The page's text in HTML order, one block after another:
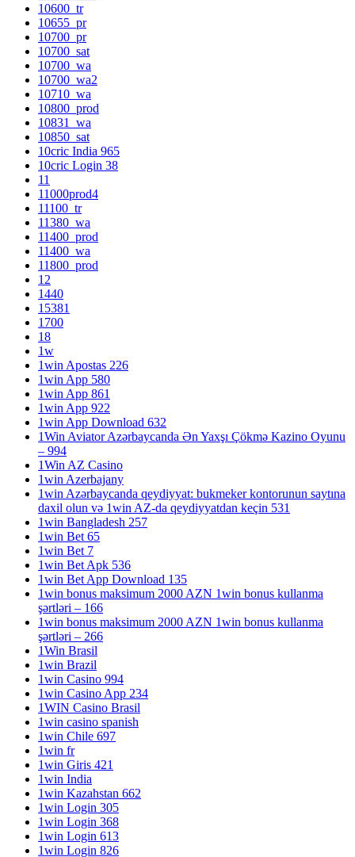
10600_tr
10655_pr
10700_pr
10700_sat
10700_wa
10700_wa2
10710_wa
10800_prod
10831_wa
10850_sat
10cric India 965
10cric Login 38
11
11000prod4
11100_tr
11380_wa
11400_prod
11400_wa
11800_prod
12
1440
15381
1700
18
1w
1win Apostas 226
1win App 580
1win App 861
1win App 922
1win App Download 632
1Win Aviator Azərbaycanda Ən Yaxşı Çökmə Kazino Oyunu
– 994
1Win AZ Casino
1win Azerbajany
1win Azərbaycanda qeydiyyat: bukmeker kontorunun saytına
daxil olun və 1win AZ-da qeydiyyatdan keçin 531
1win Bangladesh 257
1win Bet 65
1win Bet 7
1win Bet Apk 536
1win Bet App Download 135
1win bonus maksimum 2000 AZN 1win bonus kullanma
şərtləri – 166
1win bonus maksimum 2000 AZN 1win bonus kullanma
şərtləri – 266
1Win Brasil
1win Brazil
1win Casino 994
1win Casino App 234
1WIN Casino Brasil
1win casino spanish
1win Chile 697
1win fr
1win Giris 421
1win India
1win Kazahstan 662
1win Login 305
1win Login 368
1win Login 613
1win Login 826